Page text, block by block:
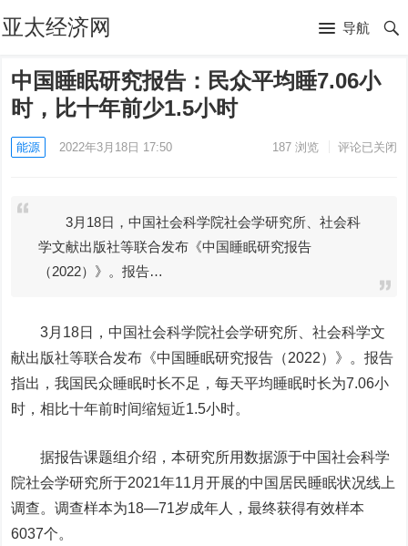
亚太经济网 导航
中国睡眠研究报告：民众平均睡7.06小
时，比十年前少1.5小时
能源 2022年3月18日 17:50 187浏览 评论已关闭
3月18日，中国社会科学院社会学研究所、社会科
学文献出版社等联合发布《中国睡眠研究报告
（2022）》。报告…
3月18日，中国社会科学院社会学研究所、社会科学文
献出版社等联合发布《中国睡眠研究报告（2022）》。报告
指出，我国民众睡眠时长不足，每天平均睡眠时长为7.06小
时，相比十年前时间缩短近1.5小时。
据报告课题组介绍，本研究所用数据源于中国社会科学
院社会学研究所于2021年11月开展的中国居民睡眠状况线上
调查。调查样本为18—71岁成年人，最终获得有效样本
6037个。